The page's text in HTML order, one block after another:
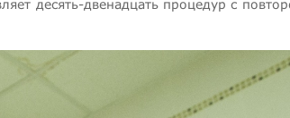
десять-двенадцать процедур с